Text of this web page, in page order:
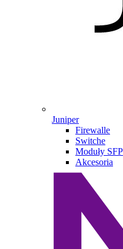
Juniper
Firewalle
Switche
Moduły SFP
Akcesoria